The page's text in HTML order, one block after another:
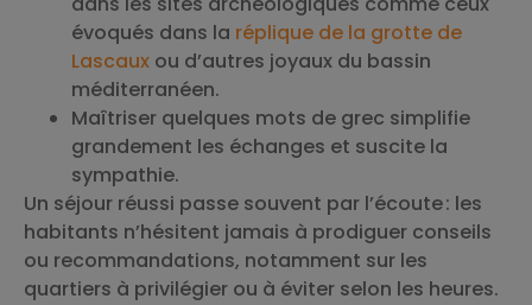
évoqués dans la réplique de la grotte de
Lascaux ou d’autres joyaux du bassin
méditerranéen.
Maîtriser quelques mots de grec simplifie
grandement les échanges et suscite la
sympathie.
Un séjour réussi passe souvent par l’écoute : les
habitants n’hésitent jamais à prodiguer conseils
ou recommandations, notamment sur les
quartiers à privilégier ou à éviter selon les heures.